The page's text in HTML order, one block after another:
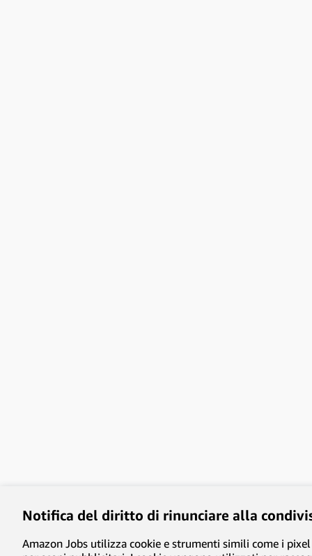
Notifica del diritto di rinunciare alla
Amazon Jobs utilizza cookie e strumenti simili come i